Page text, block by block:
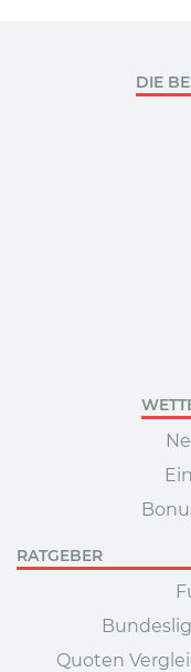
DIE
RATGEBER
Quoten